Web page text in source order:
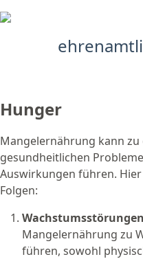
Hunger
Mangelernährung kann zu
gesundheitlichen
Auswirkungen führen.
Folgen:
Mangelernährung zu
führen, sowohl